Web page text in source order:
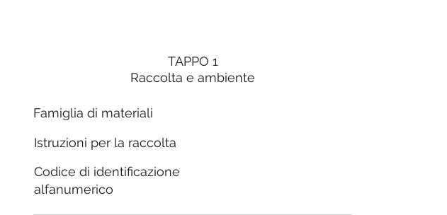
TAPPO 1
Raccolta e ambiente
Famiglia di materiali
Istruzioni per la raccolta
Codice di identificazione
alfanumerico